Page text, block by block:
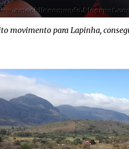
movimento para Lapinha,